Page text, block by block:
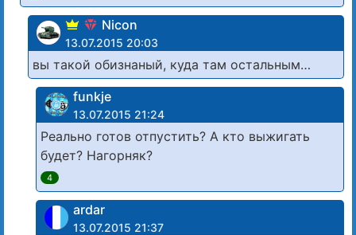
Nicon
13.07.2015 20:03
вы такой обизнаный, куда там остальным…
funkje
13.07.2015 21:24
Реально готов отпустить? А кто выжигать
будет? Нагорняк?
4
ardar
13.07.2015 21:37